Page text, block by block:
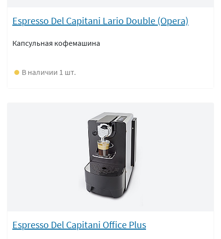
Espresso Del Capitani Lario Double (Opera)
Капсульная кофемашина
В наличии 1 шт.
Espresso Del Capitani Office Plus